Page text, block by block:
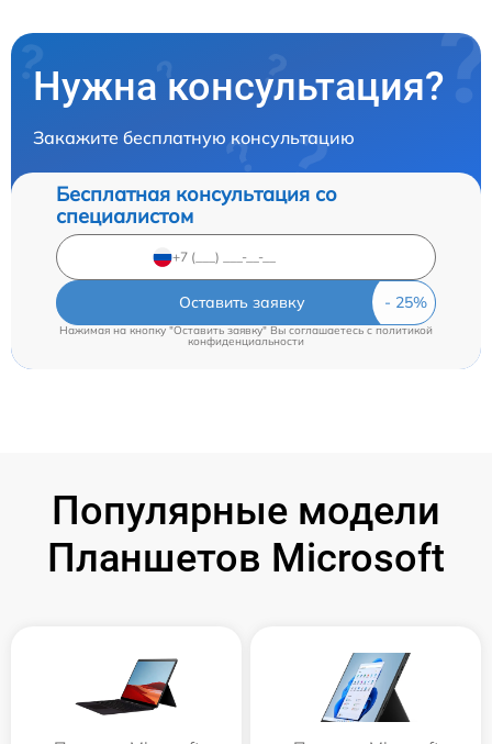
Нужна консультация?
Закажите бесплатную консультацию
Бесплатная консультация со
специалистом
Оставить заявку
Нажимая на кнопку "Оставить заявку" Вы соглашаетесь cполитикой
конфиденциальности
Популярные модели
Планшетов Microsoft